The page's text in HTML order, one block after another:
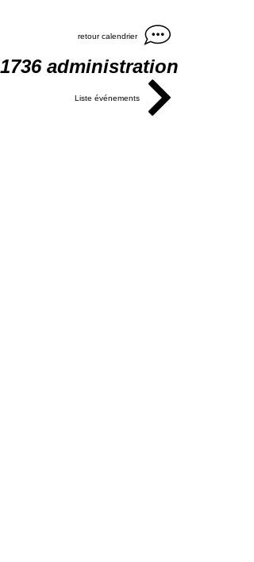
retour calendrier
1736 administration
Liste événements